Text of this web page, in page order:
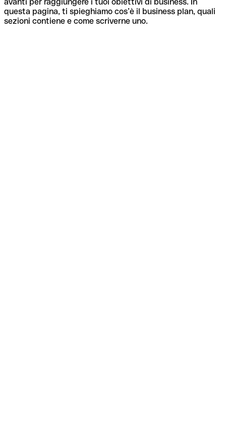
questa pagina, ti spieghiamo cos’è il business plan, quali
sezioni contiene e come scriverne uno.